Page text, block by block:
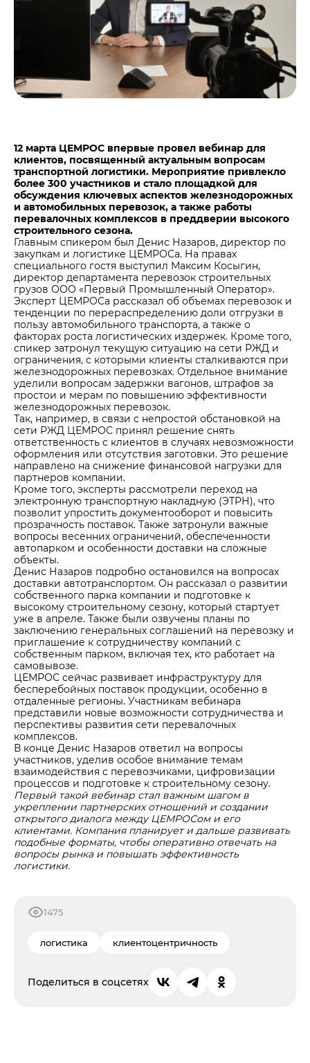
12 марта ЦЕМРОС впервые провел вебинар для
клиентов, посвященный актуальным вопросам
транспортной логистики. Мероприятие привлекло
более 300 участников и стало площадкой для
обсуждения ключевых аспектов железнодорожных
и автомобильных перевозок, а также работы
перевалочных комплексов в преддверии высокого
строительного сезона.
Главным спикером был Денис Назаров, директор по
закупкам и логистике ЦЕМРОСа. На правах
специального гостя выступил Максим Косыгин,
директор департамента перевозок строительных
грузов ООО «Первый Промышленный Оператор».
Эксперт ЦЕМРОСа рассказал об объемах перевозок и
тенденции по перераспределению доли отгрузки в
пользу автомобильного транспорта, а также о
факторах роста логистических издержек. Кроме того,
спикер затронул текущую ситуацию на сети РЖД и
ограничения, с которыми клиенты сталкиваются при
железнодорожных перевозках. Отдельное внимание
уделили вопросам задержки вагонов, штрафов за
простои и мерам по повышению эффективности
железнодорожных перевозок.
Так, например, в связи с непростой обстановкой на
сети РЖД ЦЕМРОС принял решение снять
ответственность с клиентов в случаях невозможности
оформления или отсутствия заготовки. Это решение
направлено на снижение финансовой нагрузки для
партнеров компании.
Кроме того, эксперты рассмотрели переход на
электронную транспортную накладную (ЭТРН), что
позволит упростить документооборот и повысить
прозрачность поставок. Также затронули важные
вопросы весенних ограничений, обеспеченности
автопарком и особенности доставки на сложные
объекты.
Денис Назаров подробно остановился на вопросах
доставки автотранспортом. Он рассказал о развитии
собственного парка компании и подготовке к
высокому строительному сезону, который стартует
уже в апреле. Также были озвучены планы по
заключению генеральных соглашений на перевозку и
приглашение к сотрудничеству компаний с
собственным парком, включая тех, кто работает на
самовывозе.
ЦЕМРОС сейчас развивает инфраструктуру для
бесперебойных поставок продукции, особенно в
отдаленные регионы. Участникам вебинара
представили новые возможности сотрудничества и
перспективы развития сети перевалочных
комплексов.
В конце Денис Назаров ответил на вопросы
участников, уделив особое внимание темам
взаимодействия с перевозчиками, цифровизации
процессов и подготовке к строительному сезону.
Первый такой вебинар стал важным шагом в
укреплении партнерских отношений и создании
открытого диалога между ЦЕМРОСом и его
клиентами. Компания планирует и дальше развивать
подобные форматы, чтобы оперативно отвечать на
вопросы рынка и повышать эффективность
логистики.
1475
логистика клиентоцентричность
Поделиться в соцсетях
Центры дистрибуции
Реализация ТМЦ и непрофильных активов
Политика в области закупок
В помощь поставщику
Не только цемент
Люди ЦЕМРОСа
Технологии и тренды
Издание для клиентов
Аналитика цементной отрасли
Пресса о нас
Контакты
Контакты
Контакты для СМИ
Служба доверия